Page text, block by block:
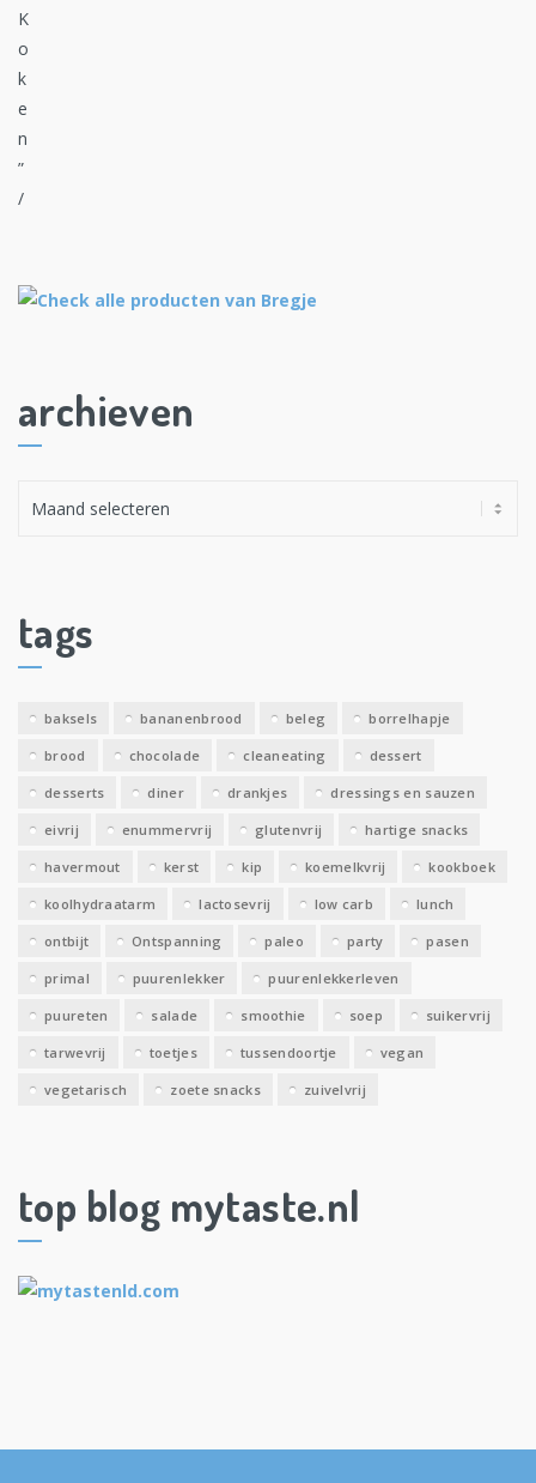
archieven
e
v
tags
baksels bananenbrood beleg borrelhapje
brood chocolade cleaneating dessert
desserts diner drankjes dressings en sauzen
eivrij enummervrij glutenvrij hartige snacks
havermout kerst kip koemelkvrij kookboek
koolhydraatarm lactosevrij low carb lunch
ontbijt Ontspanning paleo party pasen
primal puurenlekker puurenlekkerleven
puureten salade smoothie soep suikervrij
tarwevrij toetjes tussendoortje vegan
vegetarisch zoete snacks zuivelvrij
top blog mytaste.nl